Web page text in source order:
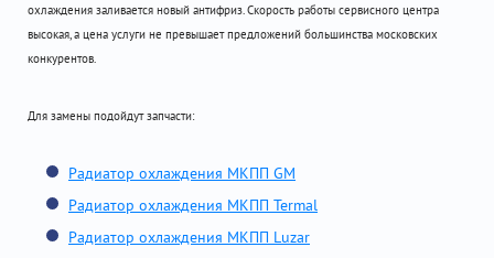
охлаждения заливается новый антифриз. Скорость работы сервисного центра
высокая, а цена услуги не превышает предложений большинства московских
конкурентов.
Для замены подойдут запчасти:
Радиатор охлаждения МКПП GM
Радиатор охлаждения МКПП Termal
Радиатор охлаждения МКПП Luzar